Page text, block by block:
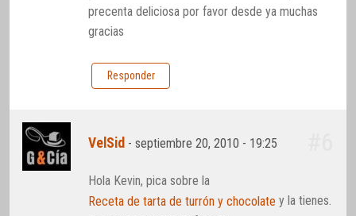
precenta deliciosa por favor desde ya muchas
gracias
Responder
VelSid -septiembre 20, 2010 - 19:25
Hola Kevin, pica sobre la
Receta de tarta de turrón y chocolate y la tienes.